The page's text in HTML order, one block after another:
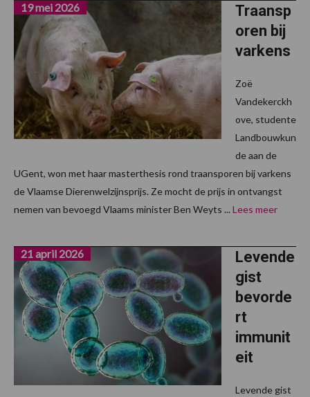
Traansp
oren bij
varkens
19 mei 2026
Zoë
Vandekerckh
ove, studente
Landbouwkun
de aan de
UGent, won met haar masterthesis rond traansporen bij varkens
de Vlaamse Dierenwelzijnsprijs. Ze mocht de prijs in ontvangst
nemen van bevoegd Vlaams minister Ben Weyts ... Lees meer
Levende
gist
bevorde
rt
immunit
eit
21 april 2026
Levende gist